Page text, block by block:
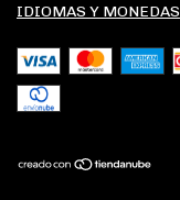
IDIOMAS Y MONEDAS